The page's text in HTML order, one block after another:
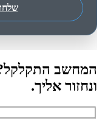
המחשב
ונחזור אליך.